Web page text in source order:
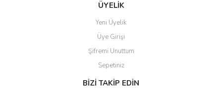
ÜYELİK
Yeni Üyelik
Üye Girişi
Şifremi Unuttum
Sepetiniz
BİZİ TAKİP EDİN